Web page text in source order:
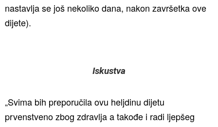
nastavlja se još nekoliko dana, nakon završetka ove
dijete).
Iskustva
„Svima bih preporučila ovu heljdinu dijetu
prvenstveno zbog zdravlja a takođe i radi ljepšeg